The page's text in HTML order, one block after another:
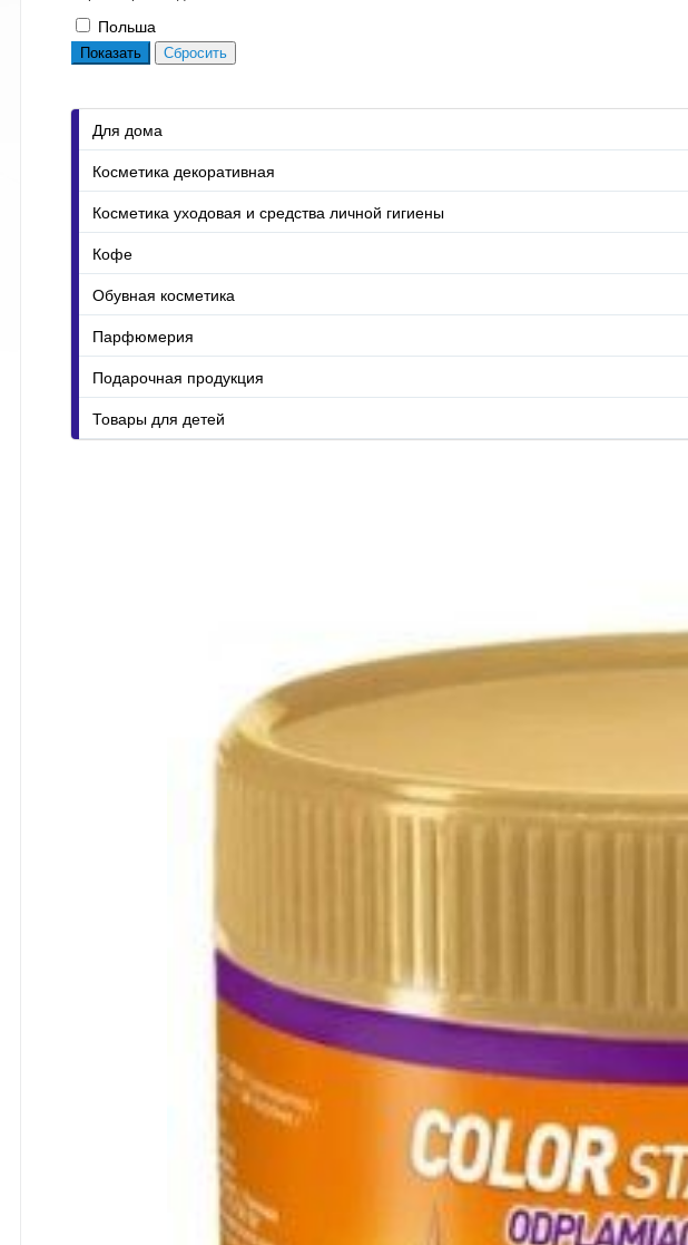
Польша
Для дома
Косметика декоративная
Косметика уходовая и средства личной гигиены
Кофе
Обувная косметика
Парфюмерия
Подарочная продукция
Товары для детей